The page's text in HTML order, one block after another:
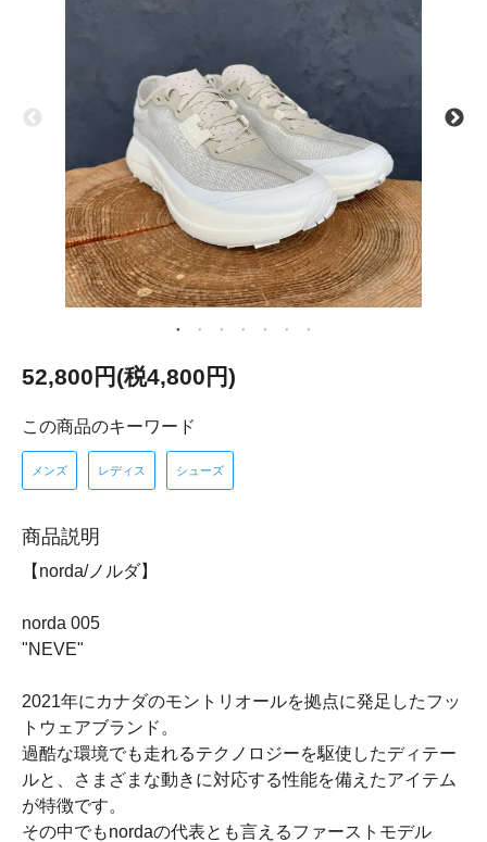
52,800円(税4,800円)
この商品のキーワード
メンズ レディス シューズ
商品説明
【norda/ノルダ】
norda 005
"NEVE"
2021年にカナダのモントリオールを拠点に発足したフッ
トウェアブランド。
過酷な環境でも走れるテクノロジーを駆使したディテー
ルと、さまざまな動きに対応する性能を備えたアイテム
が特徴です。
その中でもnordaの代表とも言えるファーストモデル